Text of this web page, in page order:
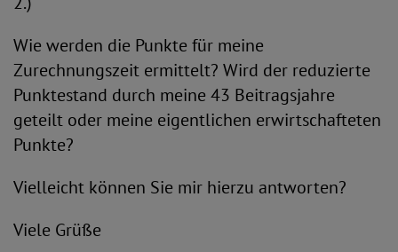
Wie werden die Punkte für meine
Zurechnungszeit ermittelt? Wird der reduzierte
Punktestand durch meine 43 Beitragsjahre
geteilt oder meine eigentlichen erwirtschafteten
Punkte?
Vielleicht können Sie mir hierzu antworten?
Viele Grüße